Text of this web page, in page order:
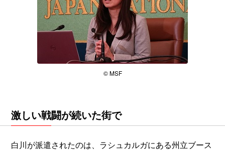
© MSF
激しい戦闘が続いた街で
白川が派遣されたのは、ラシュカルガにある州立ブース